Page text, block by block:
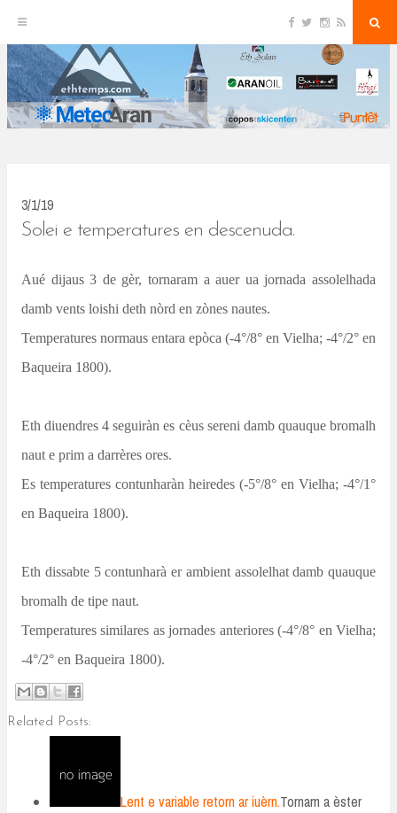
k
i
p
c
o
o
i
e
r
s
t
a
g
r
m
R
S
a
3/1/19
Solei e temperatures en descenuda.
Aué dijaus 3 de gèr, tornaram a auer ua jornada assolelhada
damb vents loishi deth nòrd en zònes nautes.
Temperatures normaus entara epòca (-4°/8° en Vielha; -4°/2° en
Baqueira 1800).
Eth diuendres 4 seguiràn es cèus sereni damb quauque bromalh
naut e prim a darrères ores.
Es temperatures contunharàn heiredes (-5°/8° en Vielha; -4°/1°
en Baqueira 1800).
Eth dissabte 5 contunharà er ambient assolelhat damb quauque
bromalh de tipe naut.
Temperatures similares as jornades anteriores (-4°/8° en Vielha;
-4°/2° en Baqueira 1800).
Related Posts:
Lent e variable retorn ar iuèrn.Tornam a èster